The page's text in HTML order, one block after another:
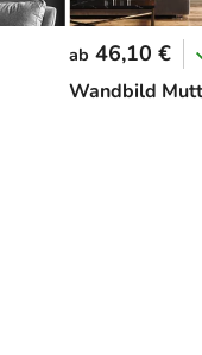
Wandbild
ab 46,10 €